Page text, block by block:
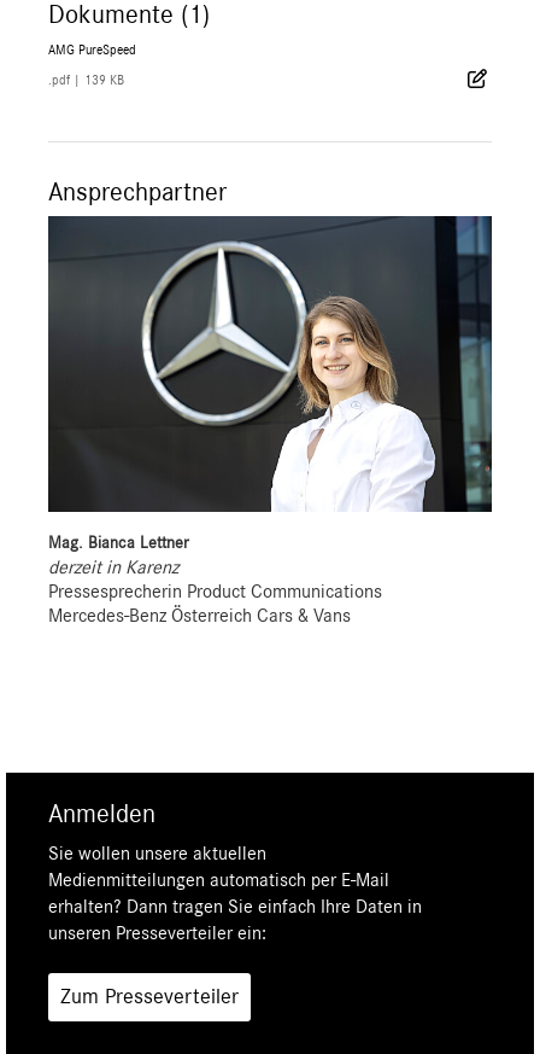
Dokumente (1)
AMG PureSpeed
.pdf 139 KB
Ansprechpartner
Mag. Bianca Lettner
derzeit in Karenz
Pressesprecherin Product Communications
Mercedes-Benz Österreich Cars & Vans
Anmelden
Sie wollen unsere aktuellen
Medienmitteilungen automatisch per E-Mail
erhalten? Dann tragen Sie einfach Ihre Daten in
unseren Presseverteiler ein:
Zum Presseverteiler